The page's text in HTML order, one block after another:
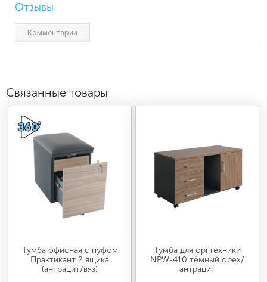
Отзывы
Комментарии
Связанные товары
Тумба офисная с пуфом
Практикант 2 ящика
(антрацит/вяз)
Тумба для оргтехники
NPW-410 тёмный орех/
антрацит